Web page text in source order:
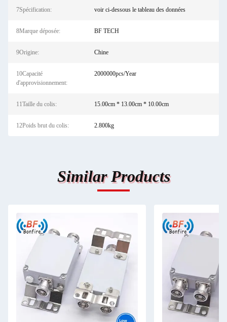
7Spécification: voir ci-dessous le tableau des données
8Marque déposée: BF TECH
9Origine: Chine
10Capacité
d'approvisionnement:
2000000pcs/Year
11Taille du colis: 15.00cm * 13.00cm * 10.00cm
12Poids brut du colis: 2.800kg
Similar Products